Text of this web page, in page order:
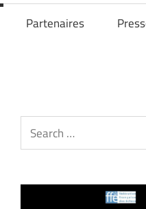
Partenaires
Search
for: